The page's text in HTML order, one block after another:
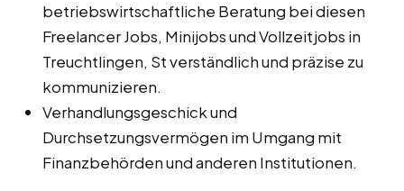
betriebswirtschaftliche Beratung bei diesen
Freelancer Jobs, Minijobs und Vollzeitjobs in
Treuchtlingen, St verständlich und präzise zu
kommunizieren.
Verhandlungsgeschick und
Durchsetzungsvermögen im Umgang mit
Finanzbehörden und anderen Institutionen.